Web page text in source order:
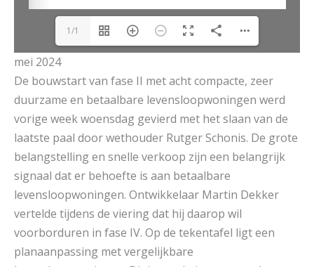
1/1
mei 2024
De bouwstart van fase II met acht compacte, zeer
duurzame en betaalbare levensloopwoningen werd
vorige week woensdag gevierd met het slaan van de
laatste paal door wethouder Rutger Schonis. De grote
belangstelling en snelle verkoop zijn een belangrijk
signaal dat er behoefte is aan betaalbare
levensloopwoningen. Ontwikkelaar Martin Dekker
vertelde tijdens de viering dat hij daarop wil
voorborduren in fase IV. Op de tekentafel ligt een
planaanpassing met vergelijkbare